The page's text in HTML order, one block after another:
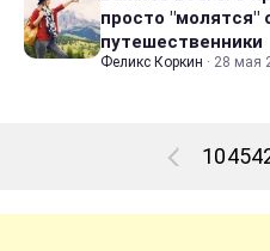
просто "молятся"
путешественники
Феликс Коркин · 28 мая